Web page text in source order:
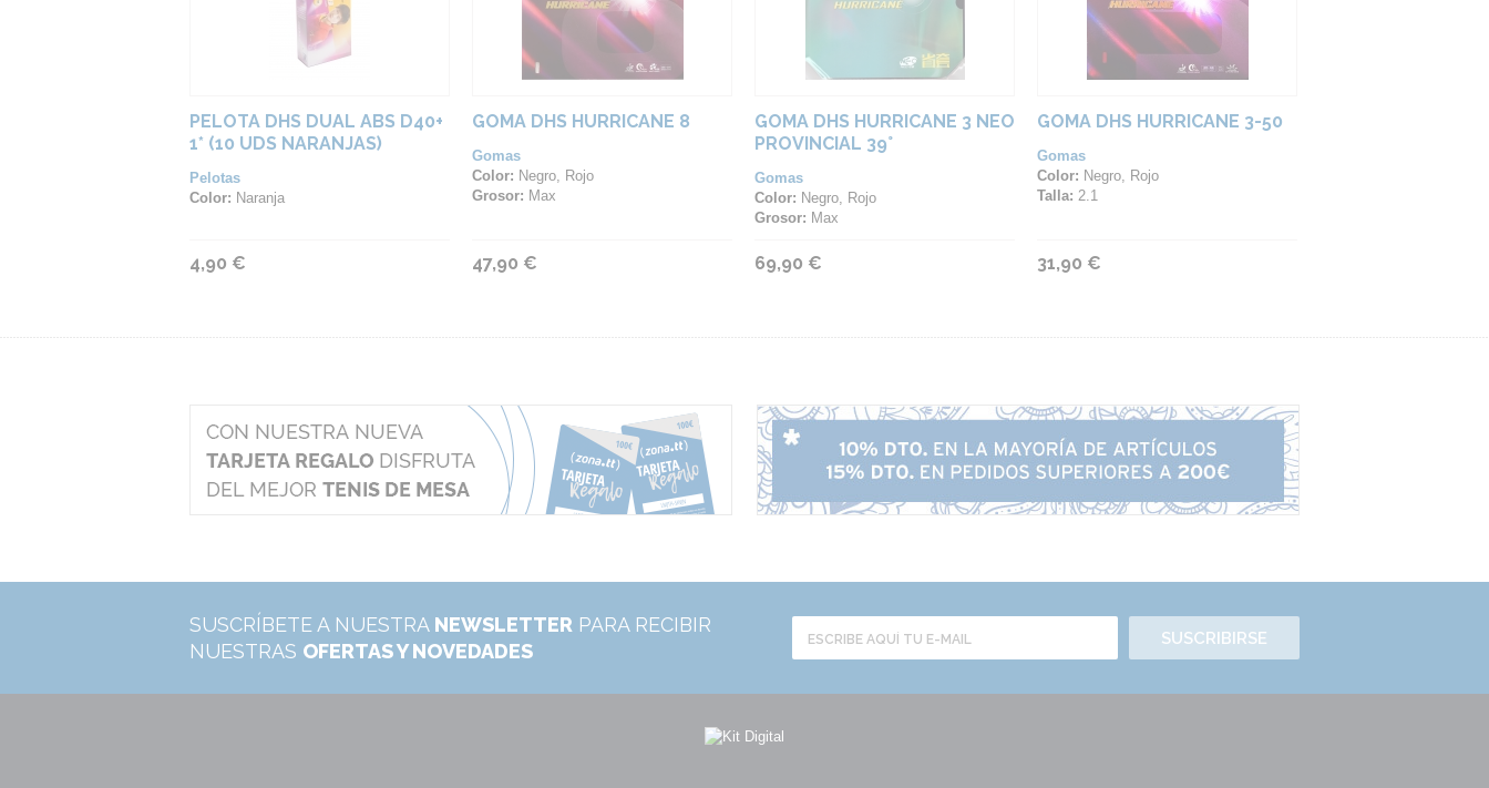
PELOTA DHS DUAL ABS D40+
1* (10 UDS NARANJAS)
Pelotas
Color: Naranja
4,90 €
GOMA DHS HURRICANE 8
Gomas
Color: Negro, Rojo
Grosor: Max
47,90 €
GOMA DHS HURRICANE 3 NEO
PROVINCIAL 39°
Gomas
Color: Negro, Rojo
Grosor: Max
69,90 €
GOMA DHS HURRICANE 3-50
Gomas
Color: Negro, Rojo
Talla: 2.1
31,90 €
SUSCRÍBETE A NUESTRA NEWSLETTER PARA RECIBIR
NUESTRAS OFERTAS Y NOVEDADES
SUSCRIBIRSE